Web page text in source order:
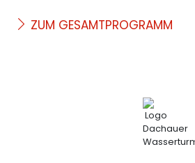
ZUM GESAMTPROGRAMM